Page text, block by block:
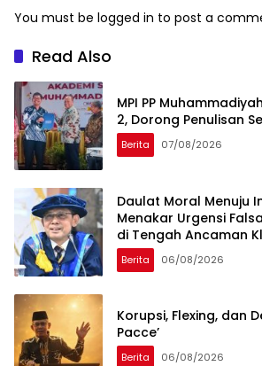
You must be logged in to post a
Read Also
MPI PP
2, Dorong Penulisan
Berita 07/08/2026
Daulat Moral Menuju
Menakar Urgensi
di Tengah Ancaman
Berita 06/08/2026
Korupsi, Flexing, dan
Pacce’
Berita 06/08/2026